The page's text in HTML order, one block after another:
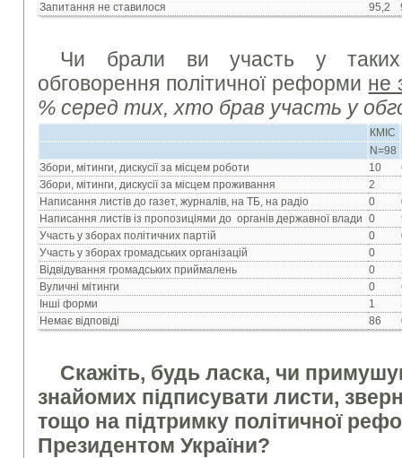
Запитання не ставилося
95,2
Чи брали ви участь у таких
обговорення політичної реформи не
% серед тих, хто брав участь у
КМІС
N=98
Збори, мітинги, дискусії за місцем роботи
10
Збори, мітинги, дискусії за місцем проживання
2
Написання листів до газет, журналів, на ТБ, на радіо
0
Написання листів із пропозиціями до органів державної влади
0
Участь у зборах політичних партій
0
Участь у зборах громадських організацій
0
Відвідування громадських приймалень
0
Вуличні мітинги
0
Інші форми
1
Немає відповіді
86
Скажіть, будь ласка, чи
знайомих підписувати листи,
тощо на підтримку політичної
Президентом України?